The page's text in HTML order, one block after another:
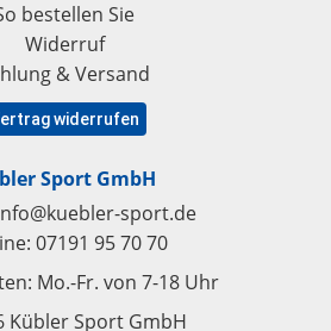
bestellen Sie
Widerruf
& Versand
widerrufen
Sport GmbH
sport.de
07191 95 70 70
Mo.-Fr. von 7-18 Uhr
Kübler Sport GmbH